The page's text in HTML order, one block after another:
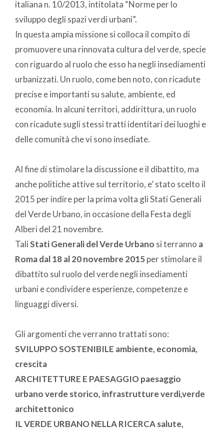
italiana n. 10/2013, intitolata “Norme per lo
sviluppo degli spazi verdi urbani”.
In questa ampia missione si colloca il compito di
promuovere una rinnovata cultura del verde, specie
con riguardo al ruolo che esso ha negli insediamenti
urbanizzati. Un ruolo, come ben noto, con ricadute
precise e importanti su salute, ambiente, ed
economia. In alcuni territori, addirittura, un ruolo
con ricadute sugli stessi tratti identitari dei luoghi e
delle comunità che vi sono insediate.
Al fine di stimolare la discussione e il dibattito, ma
anche politiche attive sul territorio, e’ stato scelto il
2015 per indire per la prima volta gli Stati Generali
del Verde Urbano, in occa­sione della Festa degli
Alberi del 21 novembre.
TaliStati Generali del Verde Urbano si terranno a
Roma dal 18 al 20 novembre 2015per stimolare il
dibattito sul ruolo del verde negli insediamenti
urbani e condividere esperienze, competenze e
linguaggi diversi.
Gli argomenti che verranno trattati sono:
SVILUPPOSOSTENIBILE ambiente, economia,
crescita
ARCHITETTURE E PAESAGGIO paesaggio
urbano verde storico, infrastrutture verdi,verde
architettonico
IL VERDE URBANO NELLA RICERCA salute,